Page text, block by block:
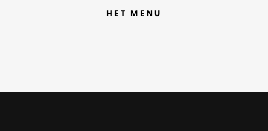
HET MENU